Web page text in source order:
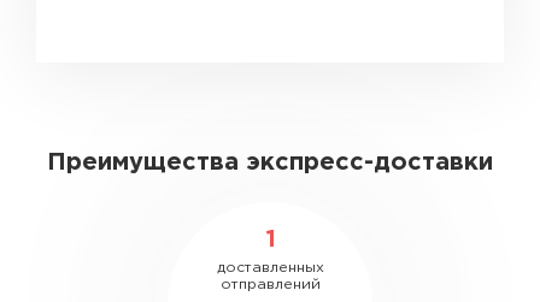
Преимущества экспресс-доставки
1
доставленных
отправлений